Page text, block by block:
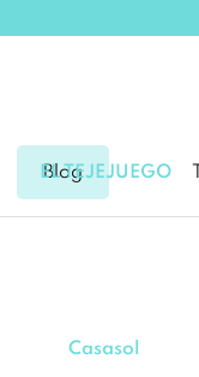
Blog
EL TEJEJUEGO
Casasol